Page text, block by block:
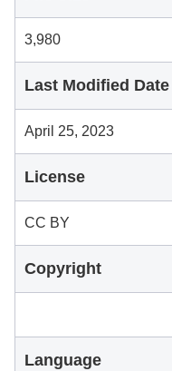
3,980
Last Modified Date
April 25, 2023
License
CC BY
Copyright
Language